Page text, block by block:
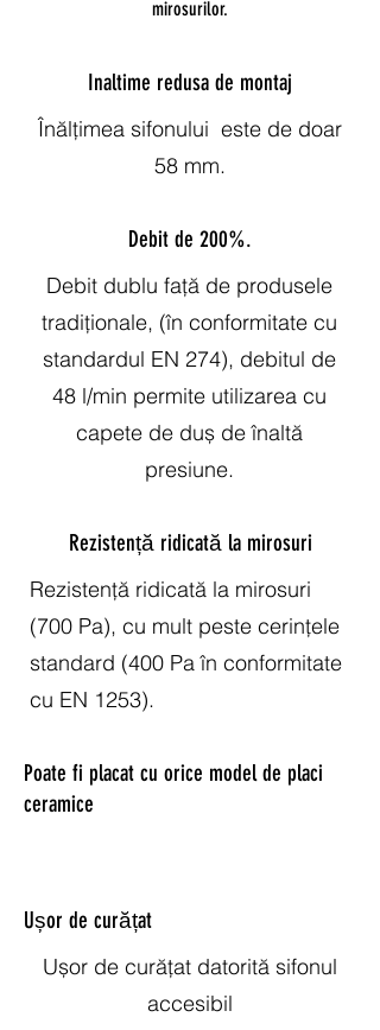
mirosurilor.
Inaltime redusa de montaj
Înălțimea sifonului este de doar
58 mm.
Debit de 200%.
Debit dublu față de produsele
tradiționale, (în conformitate cu
standardul EN 274), debitul de
48 l/min permite utilizarea cu
capete de duș de înaltă
presiune.
Rezistență ridicată la mirosuri
Rezistență ridicată la mirosuri
(700 Pa), cu mult peste cerințele
standard (400 Pa în conformitate
cu EN 1253).
Poate fi placat cu orice model de placi
ceramice
Ușor de curățat
Ușor de curățat datorită sifonul
accesibil